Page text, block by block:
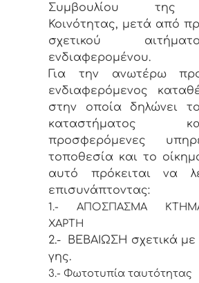
Συμβουλίου της
Κοινότητας, μετά από
σχετικού
ενδιαφερομένου.
Για την ανωτέρω
ενδιαφερόμενος
στην οποία δηλώνει
καταστήματος
προσφερόμενες
τοποθεσία και το
αυτό πρόκειται να
επισυνάπτοντας:
1.- ΑΠΟΣΠΑΣΜΑ
ΧΑΡΤΗ
2.- ΒΕΒΑΙΩΣΗ σχετικά με
γης.
3.- Φωτοτυπία ταυτότητας